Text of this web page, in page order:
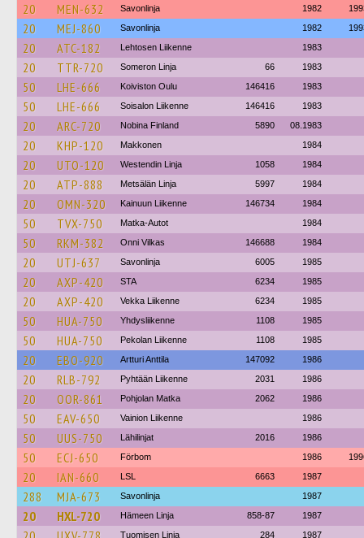
20 MEN-632 Savonlinja 1982
20 MEJ-860 Savonlinja 1982
20 ATC-182 Lehtosen Liikenne 1983
20 TTR-720 Someron Linja 66 1983
50 LHE-666 Koiviston Oulu 146416 1983
50 LHE-666 Soisalon Liikenne 146416 1983
20 ARC-720 Nobina Finland 5890 08.1983
20 KHP-120 Makkonen 1984
20 UTO-120 Westendin Linja 1058 1984
20 ATP-888 Metsälän Linja 5997 1984
20 OMN-320 Kainuun Liikenne 146734 1984
50 TVX-750 Matka-Autot 1984
50 RKM-382 Onni Vilkas 146688 1984
20 UTJ-637 Savonlinja 6005 1985
20 AXP-420 STA 6234 1985
20 AXP-420 Vekka Liikenne 6234 1985
50 HUA-750 Yhdysliikenne 1108 1985
50 HUA-750 Pekolan Liikenne 1108 1985
20 EBO-920 Artturi Anttila 147092 1986
20 RLB-792 Pyhtään Liikenne 2031 1986
20 OOR-861 Pohjolan Matka 2062 1986
50 EAV-650 Vainion Liikenne 1986
50 UUS-750 Lähilinjat 2016 1986
50 ECJ-650 Förbom 1986
20 IAN-660 LSL 6663 1987
288 MJA-673 Savonlinja 1987
20 HXL-720 Hämeen Linja 858-87 1987
Tuomisen Linja 284 1987